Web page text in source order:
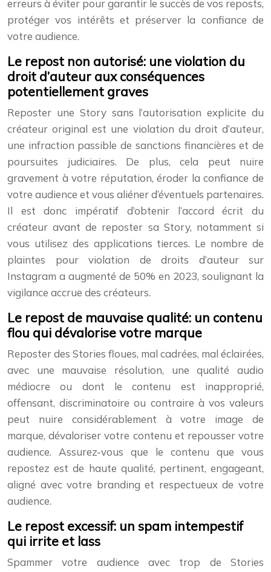
erreurs à éviter pour garantir le succès de vos reposts,
protéger vos intérêts et préserver la confiance de
votre audience.
Le repost non autorisé: une violation du
droit d’auteur aux conséquences
potentiellement graves
Reposter une Story sans l’autorisation explicite du
créateur original est une violation du droit d’auteur,
une infraction passible de sanctions financières et de
poursuites judiciaires. De plus, cela peut nuire
gravement à votre réputation, éroder la confiance de
votre audience et vous aliéner d’éventuels partenaires.
Il est donc impératif d’obtenir l’accord écrit du
créateur avant de reposter sa Story, notamment si
vous utilisez des applications tierces. Le nombre de
plaintes pour violation de droits d’auteur sur
Instagram a augmenté de 50% en 2023, soulignant la
vigilance accrue des créateurs.
Le repost de mauvaise qualité: un contenu
flou qui dévalorise votre marque
Reposter des Stories floues, mal cadrées, mal éclairées,
avec une mauvaise résolution, une qualité audio
médiocre ou dont le contenu est inapproprié,
offensant, discriminatoire ou contraire à vos valeurs
peut nuire considérablement à votre image de
marque, dévaloriser votre contenu et repousser votre
audience. Assurez-vous que le contenu que vous
repostez est de haute qualité, pertinent, engageant,
aligné avec votre branding et respectueux de votre
audience.
Le repost excessif: un spam intempestif
qui irrite et lass
Spammer votre audience avec trop de Stories